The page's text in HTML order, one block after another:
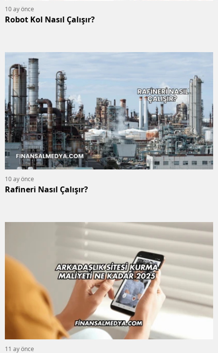
10 ay önce
Robot Kol Nasıl Çalışır?
10 ay önce
Rafineri Nasıl Çalışır?
11 ay önce